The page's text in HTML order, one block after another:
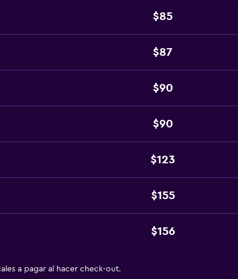
$85
$87
$90
$90
$123
$155
$156
a pagar al hacer check-out.